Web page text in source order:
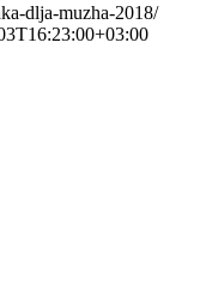
dlja-muzha-2018/